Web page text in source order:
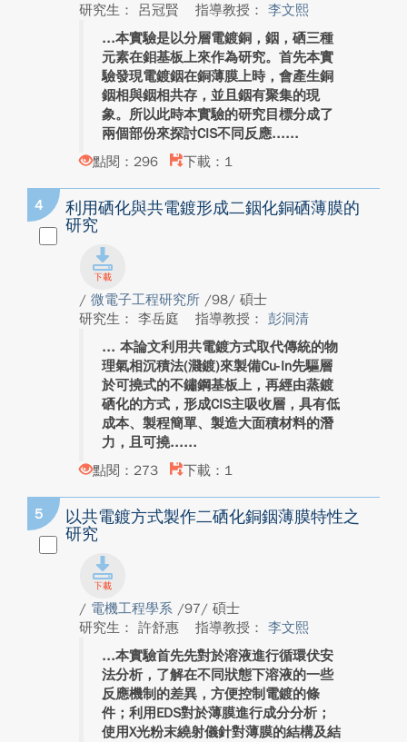
研究生： 呂冠賢
指導教授： 李文熙
本實驗是以分層電鍍銅，銦，硒三種
元素在鉬基板上來作為研究。首先本實
驗發現電鍍銦在銅薄膜上時，會產生銅
銦相與銦相共存，並且銦有聚集的現
象。所以此時本實驗的研究目標分成了
兩個部份來探討CIS不同反應...
點閱：296
下載：1
4
利用硒化與共電鍍形成二銦化銅硒薄膜的
研究
/ 微電子工程研究所 /98/ 碩士
研究生： 李岳庭
指導教授： 彭洞清
本論文利用共電鍍方式取代傳統的物
理氣相沉積法(濺鍍)來製備Cu-In先驅層
於可撓式的不鏽鋼基板上，再經由蒸鍍
硒化的方式，形成CIS主吸收層，具有低
成本、製程簡單、製造大面積材料的潛
力，且可撓...
點閱：273
下載：1
5
以共電鍍方式製作二硒化銅銦薄膜特性之
研究
/ 電機工程學系 /97/ 碩士
研究生： 許舒惠
指導教授： 李文熙
本實驗首先先對於溶液進行循環伏安
法分析，了解在不同狀態下溶液的一些
反應機制的差異，方便控制電鍍的條
件；利用EDS對於薄膜進行成分分析；
使用X光粉末繞射儀針對薄膜的結構及結